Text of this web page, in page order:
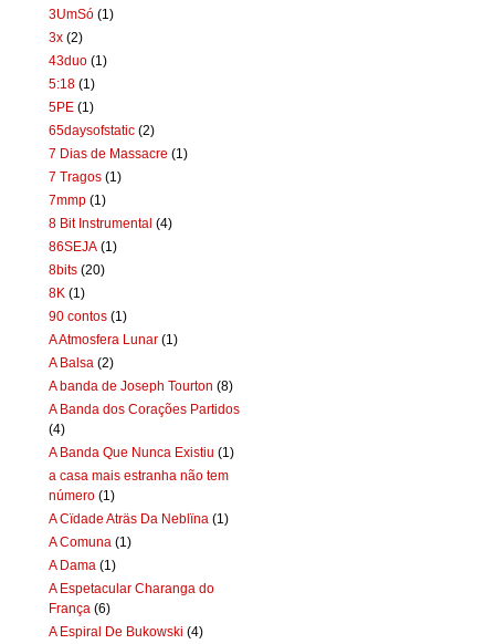
3UmSó (1)
3x (2)
43duo (1)
5:18 (1)
5PE (1)
65daysofstatic (2)
7 Dias de Massacre (1)
7 Tragos (1)
7mmp (1)
8 Bit Instrumental (4)
86SEJA (1)
8bits (20)
8K (1)
90 contos (1)
A Atmosfera Lunar (1)
A Balsa (2)
A banda de Joseph Tourton (8)
A Banda dos Corações Partidos
(4)
A Banda Que Nunca Existiu (1)
a casa mais estranha não tem
número (1)
A Cïdade Aträs Da Neblïna (1)
A Comuna (1)
A Dama (1)
A Espetacular Charanga do
França (6)
A Espiral De Bukowski (4)